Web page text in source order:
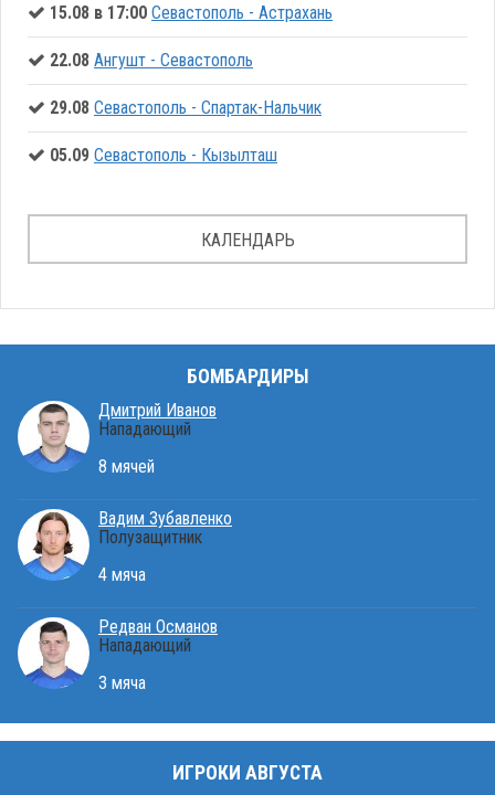
15.08 в 17:00 Севастополь - Астрахань
22.08 Ангушт - Севастополь
29.08 Севастополь - Спартак-Нальчик
05.09 Севастополь - Кызылташ
КАЛЕНДАРЬ
БОМБАРДИРЫ
Дмитрий Иванов
Нападающий
8 мячей
Вадим Зубавленко
Полузащитник
4 мяча
Редван Османов
Нападающий
3 мяча
ИГРОКИ АВГУСТА